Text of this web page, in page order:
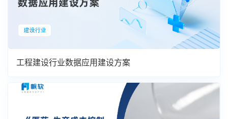
工程建设行业数据应用建设方案